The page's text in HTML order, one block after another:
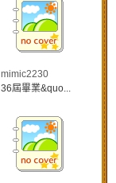
mimic2230
36屆畢業&quo...